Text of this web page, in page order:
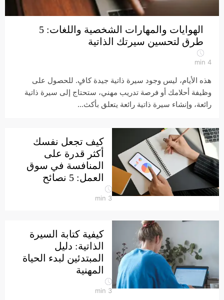
الهوايات والمهارات الشخصية واللغات: 5
طرق لتحسين سيرتك الذاتية
4
min
هذه الأيام، ليس وجود سيرة ذاتية جيدة كافٍ. للحصول على
وظيفة أحلامك أو فرصة تدريب مهني، ستحتاج إلى سيرة ذاتية
رائعة، وإنشاء سيرة ذاتية رائعة يتعلق بأكث...
كيف تجعل نفسك
أكثر قدرة على
المنافسة في سوق
العمل: 5 نصائح
3
min
كيفية كتابة السيرة
الذاتية: دليل
المبتدئين لبدء الحياة
المهنية
3
min